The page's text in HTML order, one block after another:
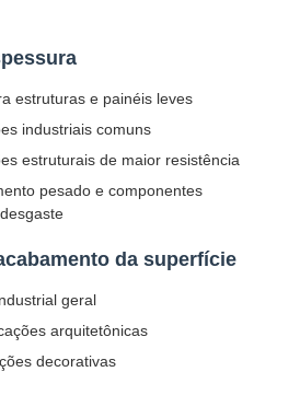
estruturas e painéis leves
industriais comuns
estruturais de maior resistência
pesado e componentes
da superfície
geral
arquitetônicas
decorativas